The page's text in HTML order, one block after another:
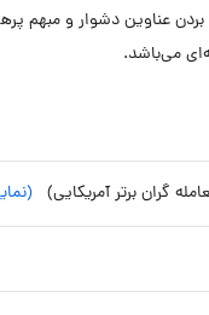
عناوین دشوار و مبهم
می‌باشد.
گران برتر آمریکایی)